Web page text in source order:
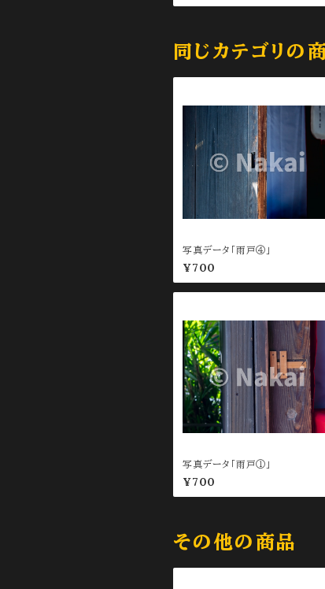
同じカテゴリの
写真データ「雨戸④」
¥700
写真データ「雨戸①」
¥700
その他の商品